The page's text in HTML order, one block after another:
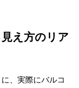
え方のリア
、実際にバルコ